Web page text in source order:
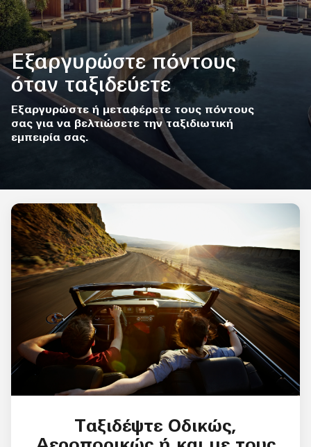
Εξαργυρώστε πόντους
όταν ταξιδεύετε
Εξαργυρώστε ή μεταφέρετε τους πόντους
σας για να βελτιώσετε την ταξιδιωτική
εμπειρία σας.
Ταξιδέψτε Οδικώς,